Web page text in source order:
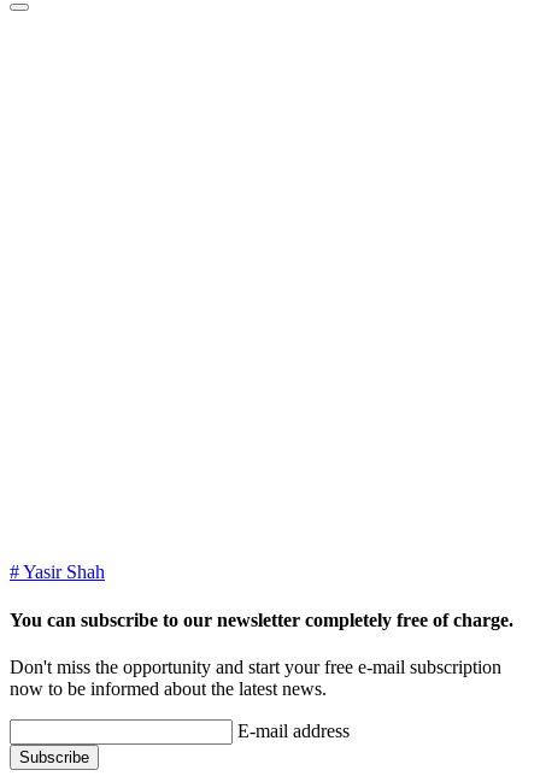
# Yasir Shah
You can subscribe to our newsletter completely free of charge.
Don't miss the opportunity and start your free e-mail subscription
now to be informed about the latest news.
E-mail address